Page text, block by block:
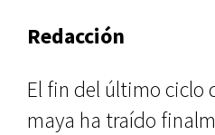
Redacción
El fin del último ciclo
maya ha traído